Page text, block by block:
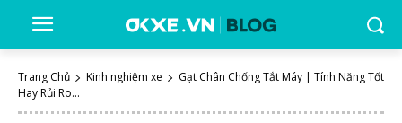
Trang Chủ Kinh nghiệm xe
Gạt Chân Chống Tắt Máy | Tính Năng Tốt
Hay Rủi Ro...